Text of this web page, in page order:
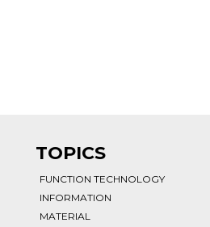
TOPICS
FUNCTION TECHNOLOGY
INFORMATION
MATERIAL